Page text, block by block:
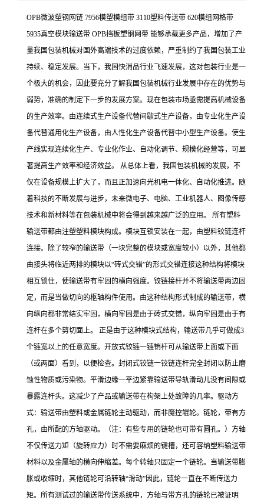
OPB微波塑钢网链 7956模塑模组带 3110塑料传送带 620模组网格带
5935真空模块输送带 OPB挡板塑钢网带 能够承载更多产品，增加了产
量我国包装机械对国外高端技术的过度依赖，严重制约了我国包装工业
持续、稳定发展。当下，我国快消品行业飞速发展，这对包装行业是一
个极大的机会，因此要充分了解我国包装机械行业发展中存在的优势与
弱势，准确的制定下一步的发展方案。现在包装市场亟需提高机械设备
的生产效率。由连续式生产设备代替间歇式生产设备，由专业化生产设
备代替通用化生产设备，由人性化生产设备代替中小型生产设备。使生
产线实现连续化生产、专业化作业、自动化调节、规模化经营等，可显
著提高生产效率和经济效益。 从总体上看，我国包装机械的发展，不
仅在设备规模上扩大了，而且正加速向光机电一体化、自动化推进。随
着科技的不断发展与进步，未来微电子、电脑、工业机器人、图像传感
技术和新材料等在包装机械中将会得到越来越广泛的应用。 所有塑料
输送带都由注塑塑料模块构成。模块互锁安装在一起，由塑料铰链连杆
连接。除了较窄的输送带（一块完整的模块或宽度较小）以外，其他都
由接头将临近两排的模块以“砖式交错”的形式交错连接这种结构将模块
相互锁住，使输送带有牢固的横向强度。铰链接杆并不将输送带两边固
定，而是当做切向的枢轴构件使用。由这种结构形式制成的输送带，横
向纵向都非常结实牢固，横向牢固是由于砖式交错，纵向牢固是由于有
连杆在多个剪切面上。 正是由于这种模块式结构，输送带几乎可做成3
个链宽以上的任意宽度。开放式铰链一链销杆可从输送带上面或下面
（或两面）看到，以便检查。封闭式铰链一铰链连杆完全封闭以防止磨
蚀性物质或污染物。平滑边缘一平边紧靠输送带导轨滑动儿没有间隙或
暴露连杆头。这减少了产品或输送带在构架上处故障的几率。驱动方
式：输送带由塑料或金属链轮主动驱动，而非魔控辊轮。链轮，带有方
孔，由所配的方轴驱动。（注：有些专用的链轮也可带有圆孔。）方轴
不仅传送力矩（旋转应力）时不需要麻烦的键槽，还可容纳塑料输送带
材料以及金属轴的横向伸缩差。每个转轴只固定一个链轮。当输送带膨
胀或收缩时，其他链轮可沿转轴“滑动”因此，链轮一直在不断传送力
矩。所有测试过的输送带传送系统中，方轴与带方孔的链轮已被证明